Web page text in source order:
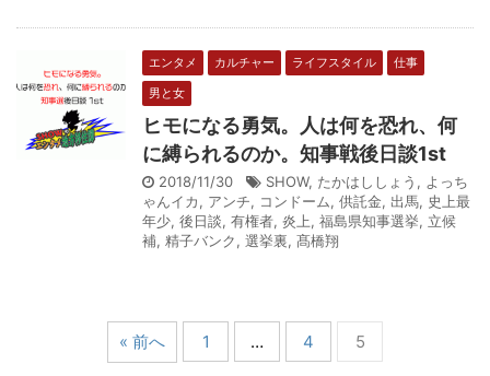
エンタメ カルチャー ライフスタイル
仕事
男と女
ヒモになる勇気。人は何を恐れ、何
に縛られるのか。知事戦後日談1st
2018/11/30 SHOW, たかはししょう , よっち
ゃんイカ, アンチ, コンドーム, 供託金, 出馬, 史上最
年少, 後日談, 有権者, 炎上, 福島県知事選挙, 立候
補, 精子バンク, 選挙裏, 髙橋翔
« 前へ 1 … 4 5